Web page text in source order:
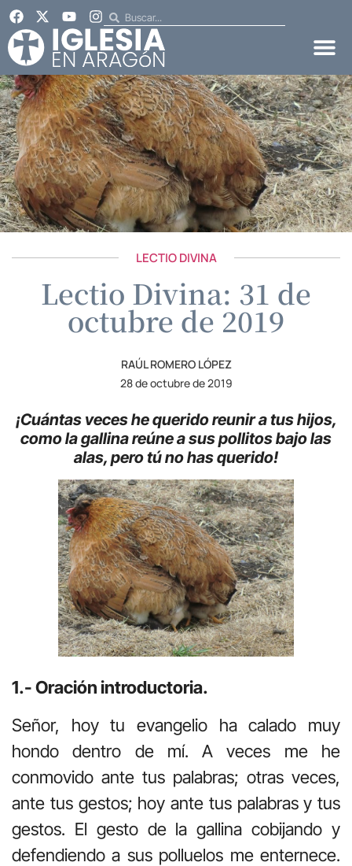
LECTIO DIVINA
Lectio Divina: 31 de
octubre de 2019
RAÚL ROMERO LÓPEZ
28 de octubre de 2019
¡Cuántas veces he querido reunir a tus hijos,
como la gallina reúne a sus pollitos bajo las
alas, pero tú no has querido!
1.- Oración introductoria.
Señor, hoy tu evangelio ha calado muy
hondo dentro de mí. A veces me he
conmovido ante tus palabras; otras veces,
ante tus gestos; hoy ante tus palabras y tus
gestos. El gesto de la gallina cobijando y
defendiendo a sus polluelos me enternece.